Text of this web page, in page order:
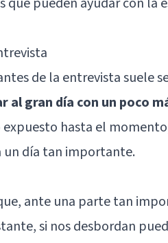
de la entrevista suele
al gran día con un poco
expuesto hasta el
un día tan importante.
ante una parte tan
si nos desbordan